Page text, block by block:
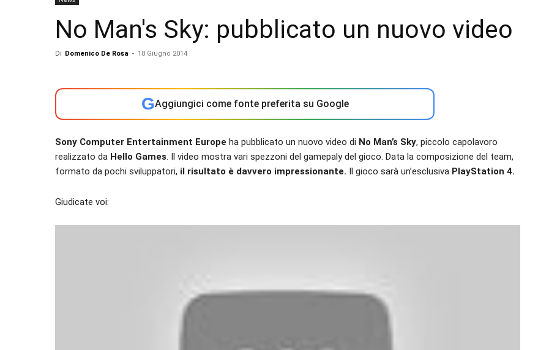
No Man's Sky: pubblicato un nuovo video
Di Domenico De Rosa - 18 Giugno 2014
GAggiungici come fonte preferita su Google
Sony Computer Entertainment Europe ha pubblicato un nuovo video di No Man’s Sky, piccolo capolavoro
realizzato da Hello Games. Il video mostra vari spezzoni del gamepaly del gioco. Data la composizione del team,
formato da pochi sviluppatori, il risultato è davvero impressionante. Il gioco sarà un’esclusiva PlayStation 4.
Giudicate voi: